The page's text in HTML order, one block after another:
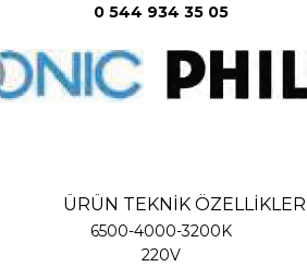
0 544 934 35 05
ÜRÜN TEKNİK
6500-4000-3200K
220V